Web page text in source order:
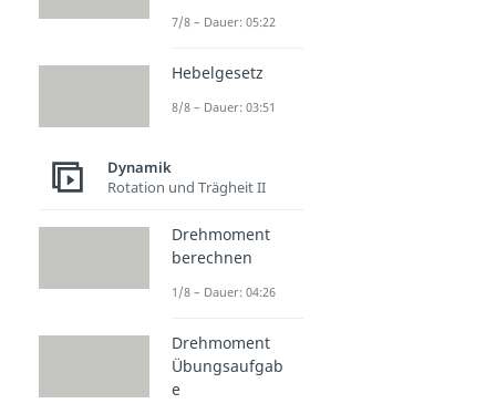
7/8 – Dauer: 05:22
Hebelgesetz
8/8 – Dauer: 03:51
Dynamik
Rotation und Trägheit II
Drehmoment
berechnen
1/8 – Dauer: 04:26
Drehmoment
Übungsaufgab
e